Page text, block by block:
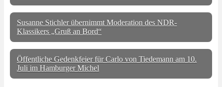
Susanne Stichler übernimmt Moderation des NDR-
Klassikers „Gruß an Bord“
Öffentliche Gedenkfeier für Carlo von Tiedemann am 10.
Juli im Hamburger Michel